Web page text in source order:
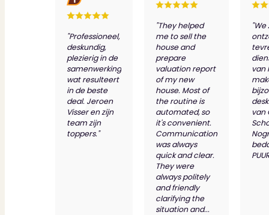
"Professioneel,
deskundig,
plezierig in de
samenwerking
wat resulteert
in de beste
deal. Jeroen
Visser en zijn
team zijn
toppers."
"They helped
me to sell the
house and
prepare
valuation report
of my new
house. Most of
the routine is
automated, so
it's convenient.
Communication
was always
quick and clear.
They were
always politely
and friendly
clarifying the
situation and...
"We
van
van